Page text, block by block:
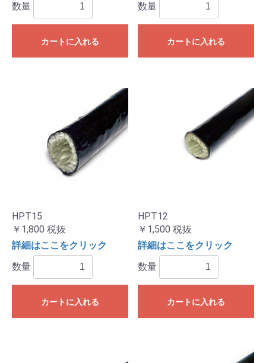
数量
カートに入れる
数量
カートに入れる
HPT15
￥1,800 税抜
詳細はここをクリック
数量
カートに入れる
HPT12
￥1,500 税抜
詳細はここをクリック
数量
カートに入れる